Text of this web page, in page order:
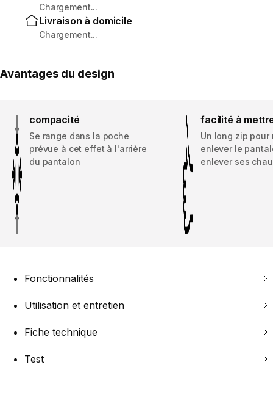
Chargement...
Livraison à domicile
Chargement...
Avantages du design
compacité
Se range dans la poche
prévue à cet effet à l'arrière
du pantalon
facilité à
Un long zip pour
enlever le
enlever ses
Fonctionnalités
Utilisation et entretien
Fiche technique
Test